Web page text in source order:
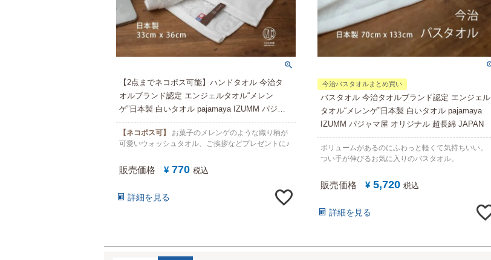
【2点までネコポス可能】ハンドタオル 今治タ
オルブランド認定 エンジェルタオル“メレン
ゲ”日本製 白いタオル pajamaya IZUMM パジャ
マ屋 オリジナル 超長綿 JAPAN
【ネコポス可】 お菓子のメレンゲのような織り柄が
可愛いウォッシュタオル、ご挨拶などプレゼントに♪
販売価格 ¥ 770 税込
詳細を見る
今治バスタオルまとめ買い
バスタオル 今治タオルブランド認定 エンジェル
タオル“メレンゲ”日本製 白いタオル pajamaya
IZUMM パジャマ屋 オリジナル 超長綿 JAPAN
ボリュームがあるのにふわっと軽くて気持ちいい。
つい手が伸びるお気に入りのバスタオル。
販売価格 ¥ 5,720 税込
詳細を見る